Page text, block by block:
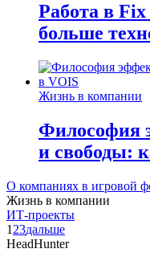
Работа в
больше
Жизнь в компании
Философия
и свободы:
О компаниях в игровой
Жизнь в компании
ИТ-проекты
1 23дальше
HeadHunter